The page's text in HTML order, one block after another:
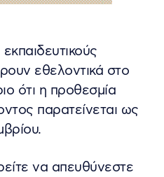
εθελοντικά στο
ότι η προθεσμία
παρατείνεται ως
να απευθύνεστε